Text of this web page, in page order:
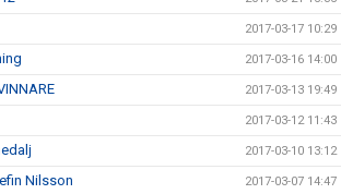
2017-03-17 10:29
2017-03-16 14:00
2017-03-13 19:49
2017-03-12 11:43
2017-03-10 13:12
Nilsson 2017-03-07 14:47